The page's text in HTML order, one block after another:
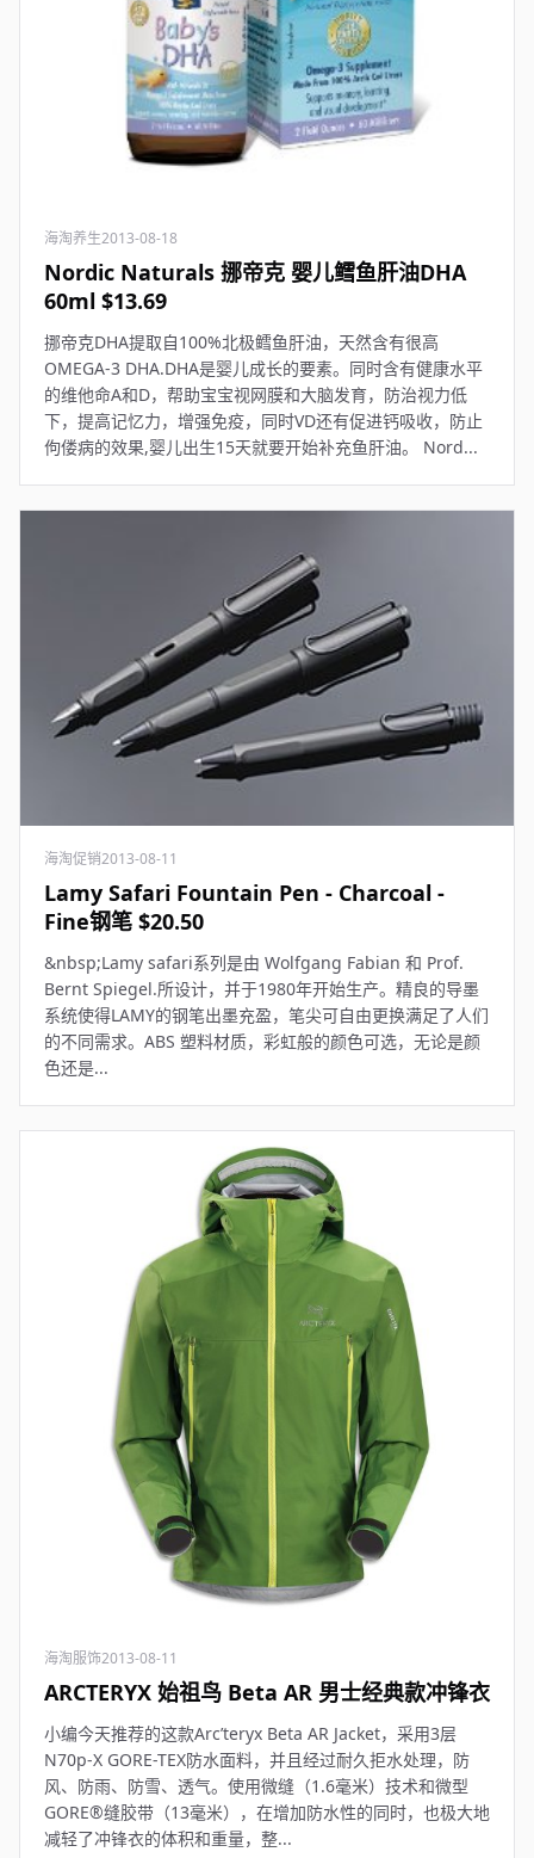
海淘养生2013-08-18
Nordic Naturals 挪帝克 婴儿鳕鱼肝油DHA
60ml $13.69
挪帝克DHA提取自100%北极鳕鱼肝油，天然含有很高
OMEGA-3 DHA.DHA是婴儿成长的要素。同时含有健康水平
的维他命A和D，帮助宝宝视网膜和大脑发育，防治视力低
下，提高记忆力，增强免疫，同时VD还有促进钙吸收，防止
佝偻病的效果,婴儿出生15天就要开始补充鱼肝油。 Nord...
海淘促销2013-08-11
Lamy Safari Fountain Pen - Charcoal -
Fine钢笔 $20.50
&nbsp;Lamy safari系列是由 Wolfgang Fabian 和 Prof.
Bernt Spiegel.所设计，并于1980年开始生产。精良的导墨
系统使得LAMY的钢笔出墨充盈，笔尖可自由更换满足了人们
的不同需求。ABS 塑料材质，彩虹般的颜色可选，无论是颜
色还是...
海淘服饰2013-08-11
ARCTERYX 始祖鸟 Beta AR 男士经典款冲锋衣
小编今天推荐的这款Arc’teryx Beta AR Jacket，采用3层
N70p-X GORE-TEX防水面料，并且经过耐久拒水处理，防
风、防雨、防雪、透气。使用微缝（1.6毫米）技术和微型
GORE®缝胶带（13毫米），在增加防水性的同时，也极大地
减轻了冲锋衣的体积和重量，整...